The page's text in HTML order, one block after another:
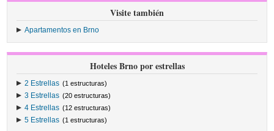
Visite también
Apartamentos en Brno
Hoteles Brno por estrellas
2 Estrellas (1 estructuras)
3 Estrellas (20 estructuras)
4 Estrellas (12 estructuras)
5 Estrellas (1 estructuras)